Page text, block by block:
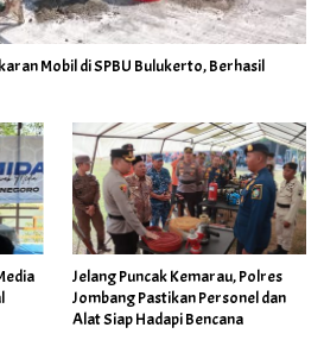
Mobil di SPBU Bulukerto, Berhasil
Jelang Puncak Kemarau, Polres
Jombang Pastikan Personel dan
Alat Siap Hadapi Bencana